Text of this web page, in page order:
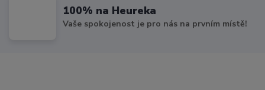
100% na Heureka
Vaše spokojenost je pro nás na prvním místě!